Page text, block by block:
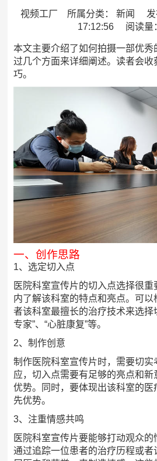
视频工厂 所属分类： 新闻 发
17:12:56 阅读量
本文主要介绍了如何拍摄一部优秀
过几个方面来详细阐述。读者会收
巧。
一、创作思路
1、选定切入点
医院科室宣传片的切入点选择很重
内了解该科室的特点和亮点。可
者该科室最擅长的治疗技术来选择
专家”、“心脏康复”等。
2、制作创意
制作医院科室宣传片时，需要切实
应，切入点需要有足够的亮点和
优势。同时，要体现出该科室的医
先优势。
3、注重情感共鸣
医院科室宣传片要能够打动观众
通过追踪一位患者的治疗历程或者